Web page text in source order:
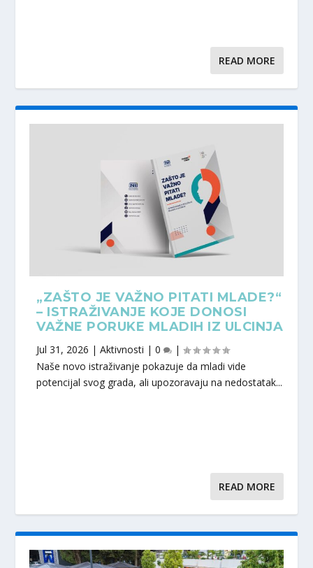
READ MORE
„ZAŠTO JE VAŽNO PITATI MLADE?“
– ISTRAŽIVANJE KOJE DONOSI
VAŽNE PORUKE MLADIH IZ ULCINJA
Jul 31, 2026 |Aktivnosti |0
|
Naše novo istraživanje pokazuje da mladi vide
potencijal svog grada, ali upozoravaju na nedostatak...
READ MORE